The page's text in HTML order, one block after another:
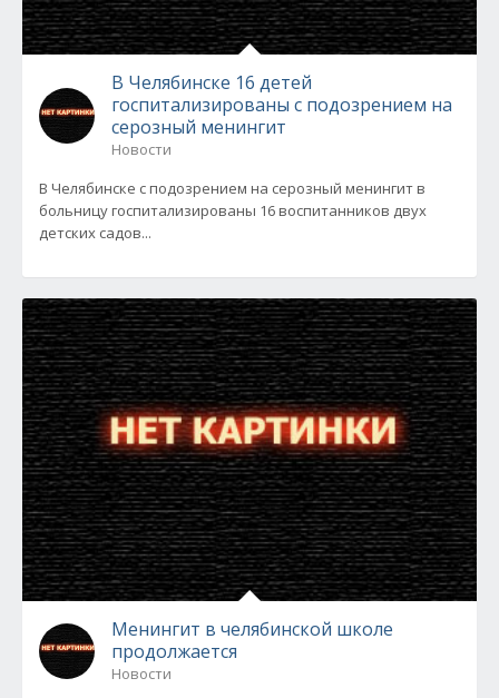
В Челябинске 16 детей
госпитализированы с подозрением на
серозный менингит
Новости
В Челябинске с подозрением на серозный менингит в
больницу госпитализированы 16 воспитанников двух
детских садов...
Менингит в челябинской школе
продолжается
Новости